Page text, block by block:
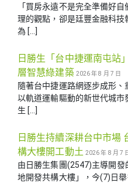
「買房永遠不是完全準備好
理的觀點，卻是廷豐金融科
為 […]
日勝生「台中捷運南屯站
層智慧綠建築 2026 年 8 月 7 日
隨著台中捷運路網逐步成形
以軌道運輸驅動的新世代城
生 […]
日勝生持續深耕台中市場
構大樓開工動土 2026 年 8 月 7
由日勝生集團(2547)主導開發
地開發共構大樓」，今(7)日